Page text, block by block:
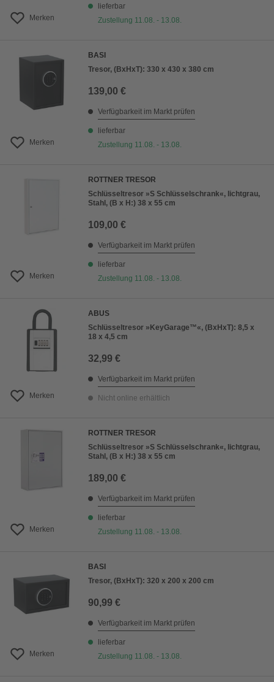
Merken
lieferbar
Zustellung 11.08. - 13.08.
Merken
BASI
Tresor, (BxHxT): 330 x 430 x 380 cm
139,00 €
Verfügbarkeit im Markt prüfen
lieferbar
Zustellung 11.08. - 13.08.
Merken
ROTTNER TRESOR
Schlüsseltresor »S Schlüsselschrank«, lichtgrau,
Stahl, (B x H:) 38 x 55 cm
109,00 €
Verfügbarkeit im Markt prüfen
lieferbar
Zustellung 11.08. - 13.08.
Merken
ABUS
Schlüsseltresor »KeyGarage™«, (BxHxT): 8,5 x
18 x 4,5 cm
32,99 €
Verfügbarkeit im Markt prüfen
Nicht online erhältlich
Merken
ROTTNER TRESOR
Schlüsseltresor »S Schlüsselschrank«, lichtgrau,
Stahl, (B x H:) 38 x 55 cm
189,00 €
Verfügbarkeit im Markt prüfen
lieferbar
Zustellung 11.08. - 13.08.
Merken
BASI
Tresor, (BxHxT): 320 x 200 x 200 cm
90,99 €
Verfügbarkeit im Markt prüfen
lieferbar
Zustellung 11.08. - 13.08.